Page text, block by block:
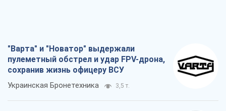
"Варта" и "Новатор" выдержали
пулеметный обстрел и удар FPV-дрона,
сохранив жизнь офицеру ВСУ
Украинская Бронетехника 3,5 т.